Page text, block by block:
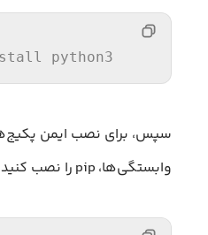
python3
سپس، برای نصب ایمن
وابستگی‌ها، pip را نصب کنید: